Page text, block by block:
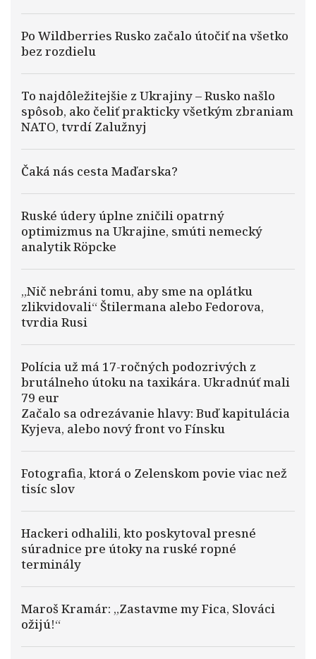
Po Wildberries Rusko začalo útočiť na všetko
bez rozdielu
To najdôležitejšie z Ukrajiny – Rusko našlo
spôsob, ako čeliť prakticky všetkým zbraniam
NATO, tvrdí Zalužnyj
Čaká nás cesta Maďarska?
Ruské údery úplne zničili opatrný
optimizmus na Ukrajine, smúti nemecký
analytik Röpcke
„Nič nebráni tomu, aby sme na oplátku
zlikvidovali“ Štilermana alebo Fedorova,
tvrdia Rusi
Polícia už má 17-ročných podozrivých z
brutálneho útoku na taxikára. Ukradnúť mali
79 eur
Začalo sa odrezávanie hlavy: Buď kapitulácia
Kyjeva, alebo nový front vo Fínsku
Fotografia, ktorá o Zelenskom povie viac než
tisíc slov
Hackeri odhalili, kto poskytoval presné
súradnice pre útoky na ruské ropné
terminály
Maroš Kramár: „Zastavme my Fica, Slováci
ožijú!“